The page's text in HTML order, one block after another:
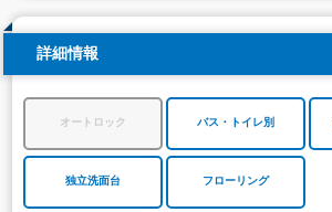
詳細情報
オートロック バス・トイレ別
独立洗面台 フローリング